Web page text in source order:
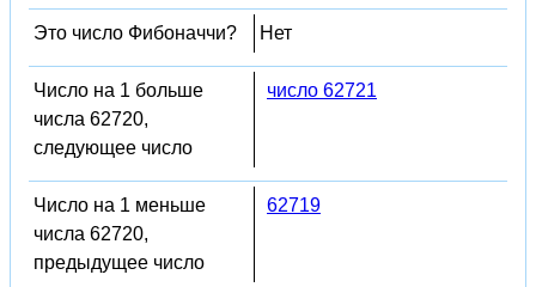
Это число Фибоначчи? Нет
Число на 1 больше
числа 62720,
следующее число
число 62721
Число на 1 меньше
числа 62720,
предыдущее число
62719